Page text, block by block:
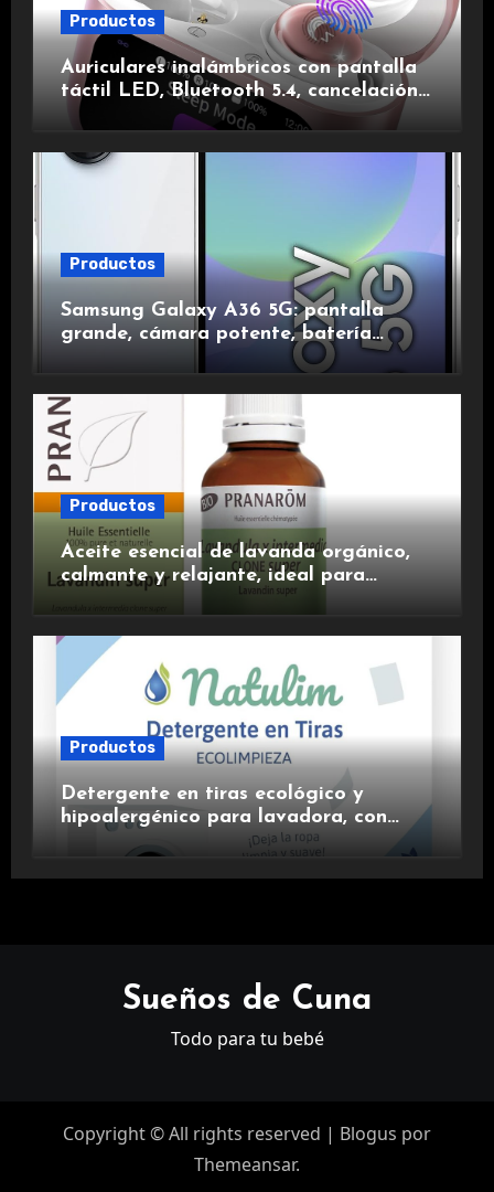
Productos
Auriculares inalámbricos con pantalla
táctil LED, Bluetooth 5.4, cancelación
de ruido, impermeables y de larga
Productos
Samsung Galaxy A36 5G: pantalla
grande, cámara potente, batería
duradera y carga rápida para una
experiencia premium.
Productos
Aceite esencial de lavanda orgánico,
calmante y relajante, ideal para
Productos
Detergente en tiras ecológico y
hipoalergénico para lavadora, con
suavizante incluido y fragancia de
lavanda.
Sueños de Cuna
Todo para tu bebé
Copyright © All rights reserved | Blogus por
Themeansar.